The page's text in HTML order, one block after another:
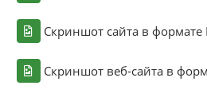
Скриншот сайта в формате
Скриншот веб-сайта в